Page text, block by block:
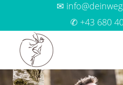
✉
✆ +43 680